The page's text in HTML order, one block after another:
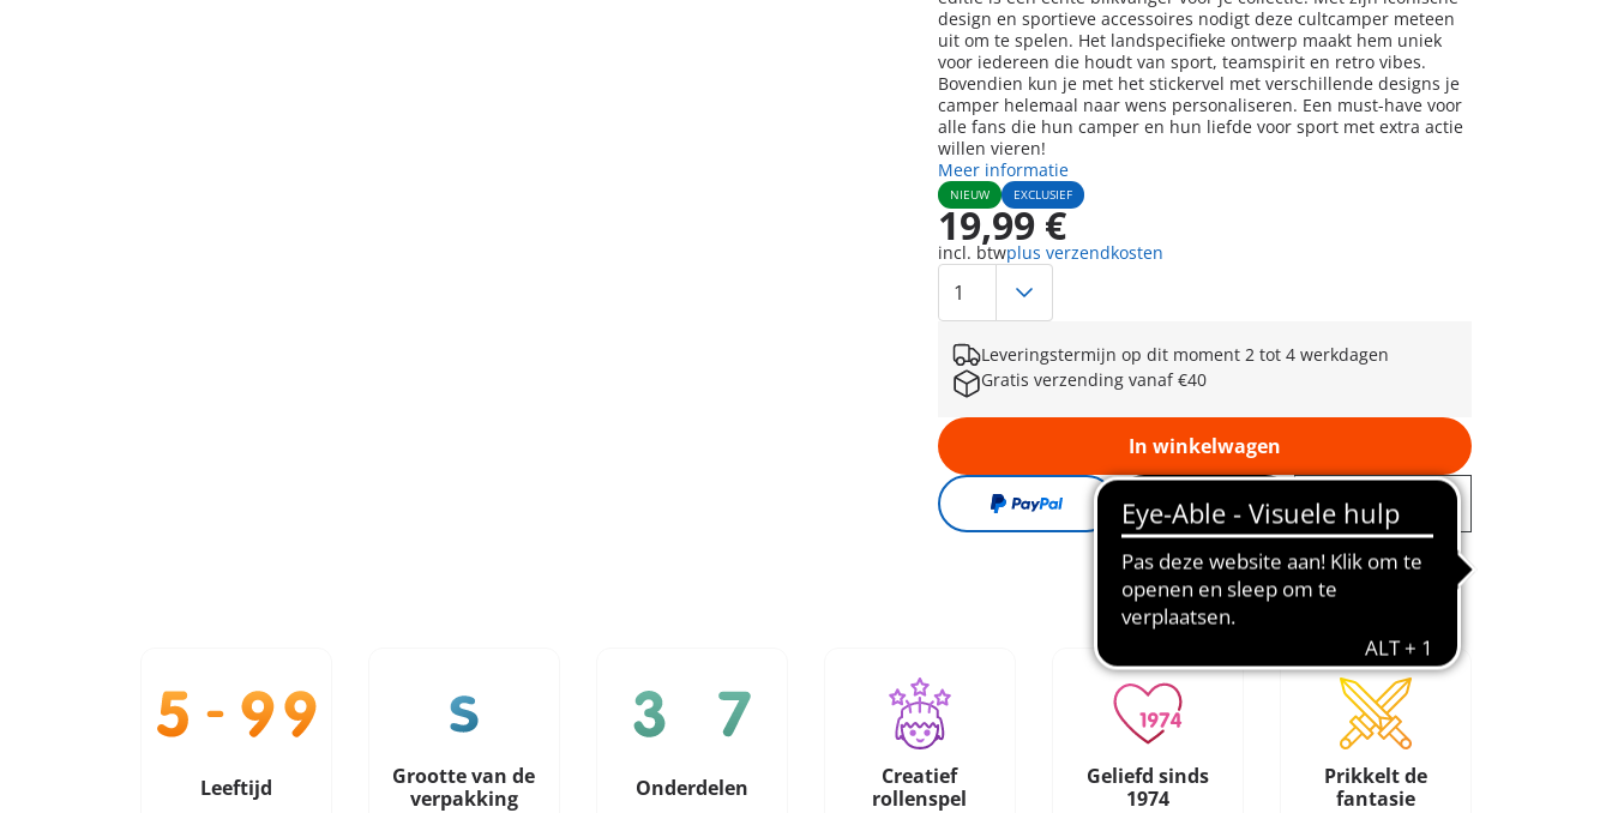
design en sportieve accessoires nodigt deze cultcamper meteen
uit om te spelen. Het landspecifieke ontwerp maakt hem uniek
voor iedereen die houdt van sport, teamspirit en retro vibes.
Bovendien kun je met het stickervel met verschillende designs je
camper helemaal naar wens personaliseren. Een must-have voor
alle fans die hun camper en hun liefde voor sport met extra actie
willen vieren!
Meer informatie
NIEUW EXCLUSIEF
19,99 €
incl. btwplus verzendkosten
Leveringstermijn op dit moment 2 tot 4 werkdagen
Gratis verzending vanaf €40
In winkelwagen
Leeftijd
Grootte van de
verpakking
Onderdelen
Creatief
rollenspel
Geliefd sinds
1974
Prikkelt de
fantasie